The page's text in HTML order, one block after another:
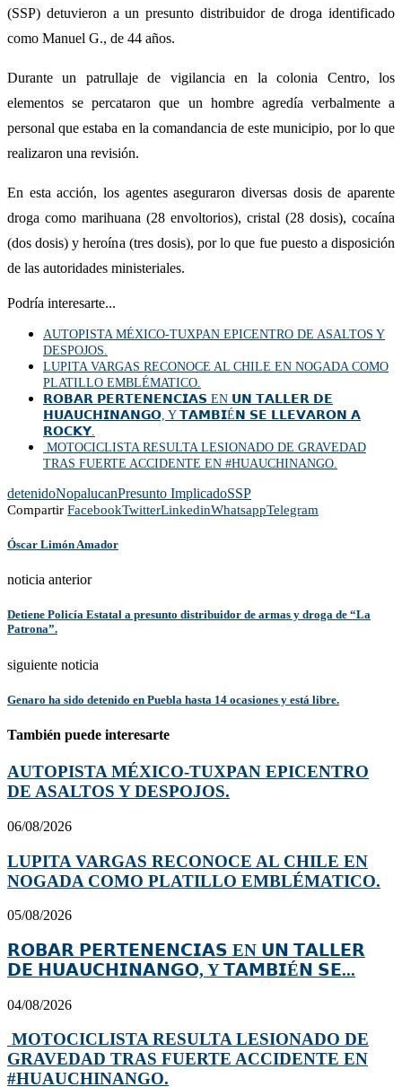
(SSP) detuvieron a un presunto distribuidor de droga identificado
como Manuel G., de 44 años.
Durante un patrullaje de vigilancia en la colonia Centro, los
elementos se percataron que un hombre agredía verbalmente a
personal que estaba en la comandancia de este municipio, por lo que
realizaron una revisión.
En esta acción, los agentes aseguraron diversas dosis de aparente
droga como marihuana (28 envoltorios), cristal (28 dosis), cocaína
(dos dosis) y heroína (tres dosis), por lo que fue puesto a disposición
de las autoridades ministeriales.
Podría interesarte...
AUTOPISTA MÉXICO-TUXPAN EPICENTRO DE ASALTOS Y
DESPOJOS.
LUPITA VARGAS RECONOCE AL CHILE EN NOGADA COMO
PLATILLO EMBLÉMATICO.
𝗥𝗢𝗕𝗔𝗥 𝗣𝗘𝗥𝗧𝗘𝗡𝗘𝗡𝗖𝗜𝗔𝗦 EN 𝗨𝗡 𝗧𝗔𝗟𝗟𝗘𝗥 𝗗𝗘
𝗛𝗨𝗔𝗨𝗖𝗛𝗜𝗡𝗔𝗡𝗚𝗢, Y 𝗧𝗔𝗠𝗕𝗜É𝗡 𝗦𝗘 𝗟𝗟𝗘𝗩𝗔𝗥𝗢𝗡 𝗔
𝗥𝗢𝗖𝗞𝗬.
MOTOCICLISTA RESULTA LESIONADO DE GRAVEDAD
TRAS FUERTE ACCIDENTE EN #HUAUCHINANGO.
detenidoNopalucanPresunto ImplicadoSSP
Compartir FacebookTwitterLinkedinWhatsappTelegram
Óscar Limón Amador
noticia anterior
Detiene Policía Estatal a presunto distribuidor de armas y droga de “La
Patrona”.
siguiente noticia
Genaro ha sido detenido en Puebla hasta 14 ocasiones y está libre.
También puede interesarte
AUTOPISTA MÉXICO-TUXPAN EPICENTRO
DE ASALTOS Y DESPOJOS.
06/08/2026
LUPITA VARGAS RECONOCE AL CHILE EN
NOGADA COMO PLATILLO EMBLÉMATICO.
05/08/2026
𝗥𝗢𝗕𝗔𝗥 𝗣𝗘𝗥𝗧𝗘𝗡𝗘𝗡𝗖𝗜𝗔𝗦 EN 𝗨𝗡 𝗧𝗔𝗟𝗟𝗘𝗥
𝗗𝗘 𝗛𝗨𝗔𝗨𝗖𝗛𝗜𝗡𝗔𝗡𝗚𝗢, Y 𝗧𝗔𝗠𝗕𝗜É𝗡 𝗦𝗘...
04/08/2026
MOTOCICLISTA RESULTA LESIONADO DE
GRAVEDAD TRAS FUERTE ACCIDENTE EN
#HUAUCHINANGO.